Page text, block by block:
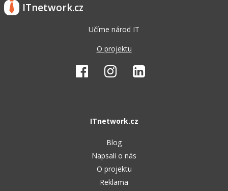
ITnetwork.cz
Učíme národ IT
O projektu
ITnetwork.cz
Blog
Napsali o nás
O projektu
Reklama